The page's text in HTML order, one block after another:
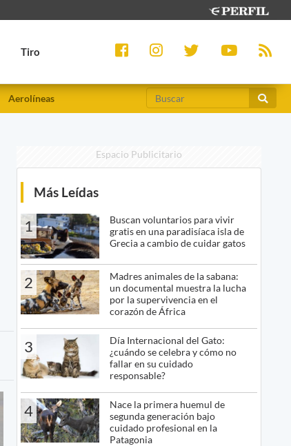
Tiro
Aerolíneas
Espacio Publicitario
Más Leídas
1
Buscan voluntarios para vivir
gratis en una paradisíaca isla de
Grecia a cambio de cuidar gatos
2
Madres animales de la sabana:
un documental muestra la lucha
por la supervivencia en el
corazón de África
3
Día Internacional del Gato:
¿cuándo se celebra y cómo no
fallar en su cuidado
responsable?
4
Nace la primera huemul de
segunda generación bajo
cuidado profesional en la
Patagonia